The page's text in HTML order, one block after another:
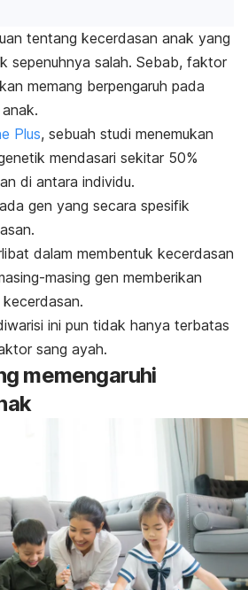
tentang kecerdasan anak yang
sepenuhnya salah. Sebab, faktor
memang berpengaruh pada
Plus, sebuah studi menemukan
mendasari sekitar 50%
di antara individu.
gen yang secara spesifik
dalam membentuk kecerdasan
masing gen memberikan
ini pun tidak hanya terbatas
sang ayah.
memengaruhi